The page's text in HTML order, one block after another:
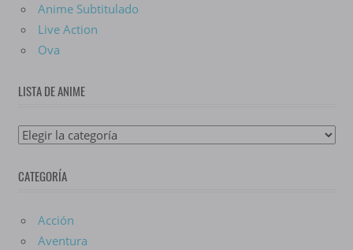
Anime Subtitulado
Live Action
Ova
LISTA DE ANIME
Lista
Anime
CATEGORÍA
Acción
Aventura